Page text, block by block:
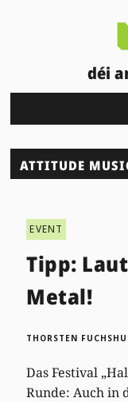
déi
ATTITUDE
EVENT
Tipp:
Metal!
THORSTEN
Das Festival
Runde: Auch in